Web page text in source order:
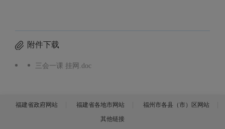
附件下载
三会一课 挂网.doc
福建省政府网站 福建省各地市网站
福州市各县（市）区网站
其他链接